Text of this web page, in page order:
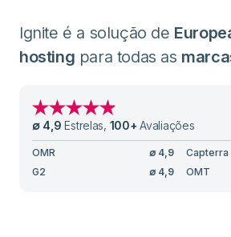
Ignite é a solução de
hosting para todas as
∅ 4,9 Estrelas, 100+ Avaliações
OMR ∅ 4,9 Capterra
G2
∅ 4,9 OMT